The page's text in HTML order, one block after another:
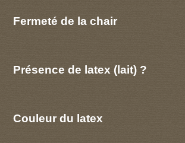
Fermeté de la chair
Présence de latex (lait) ?
Couleur du latex